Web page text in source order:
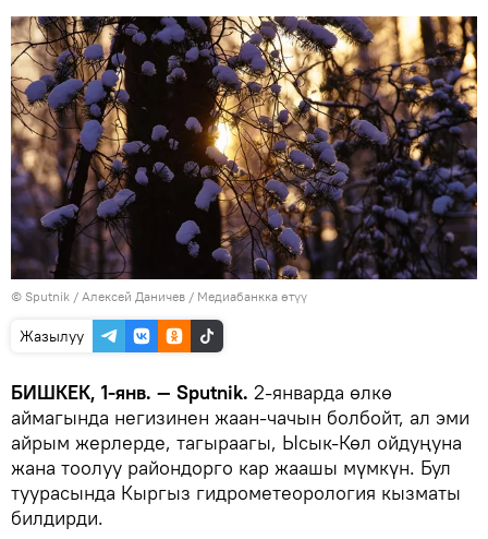
© Sputnik / Алексей Даничев / Медиабанкка өтүү
Жазылуу
БИШКЕК, 1-янв. — Sputnik. 2-январда өлкө
аймагында негизинен жаан-чачын болбойт, ал эми
айрым жерлерде, тагыраагы, Ысык-Көл ойдуңуна
жана тоолуу райондорго кар жаашы мүмкүн. Бул
туурасында Кыргыз гидрометеорология кызматы
билдирди.